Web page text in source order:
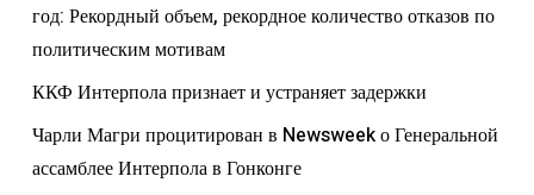
год: Рекордный объем, рекордное количество отказов по
политическим мотивам
ККФ Интерпола признает и устраняет задержки
Чарли Магри процитирован в Newsweek о Генеральной
ассамблее Интерпола в Гонконге